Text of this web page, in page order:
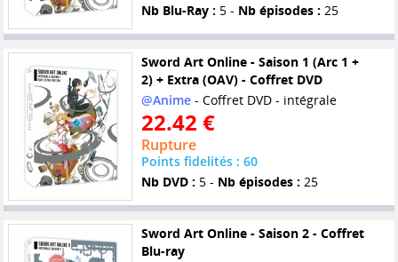
Nb Blu-Ray : 5 - Nb épisodes : 25
Sword Art Online - Saison 1 (Arc 1 +
2) + Extra (OAV) - Coffret DVD
@Anime- Coffret DVD - intégrale
22.42 €
Rupture
Points fidelités : 60
Nb DVD : 5 - Nb épisodes : 25
Sword Art Online - Saison 2 - Coffret
Blu-ray